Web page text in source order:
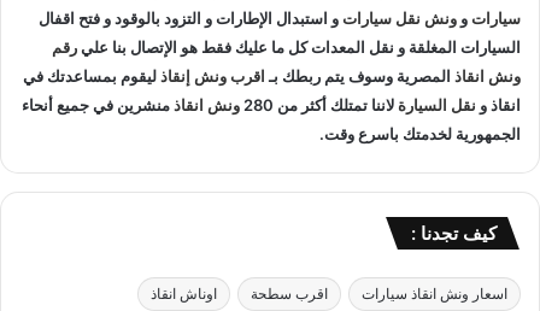
سياراتو ونش نقل سياراتو استبدال الإطارات و التزود بالوقود و فتح اقفال
السيارات المغلقة و نقل المعدات كل ما عليك فقط هو الإتصال بنا عليرقم
ونش انقاذ المصرية وسوف يتم ربطك بـ اقرب ونش إنقاذليقوم بمساعدتك في
انقاذ و نقل السيارة لاننا تمتلك أكثر من 280 ونش انقاذمنشرين في جميع أنحاء
الجمهورية لخدمتك باسرع وقت.
كيف تجدنا :
اسعار ونش انقاذ سيارات اقرب سطحة اوناش انقاذ